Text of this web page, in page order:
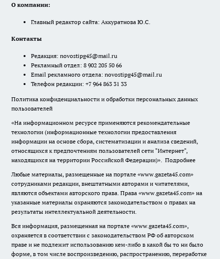
О компании:
Главный редактор сайта: Аккуратнова Ю.С.
Контакты
Редакция: novostipg45@mail.ru
Рекламный отдел: 8 902 205 50 66
Email рекламного отдела: novostipg45@mail.ru
Телефон редакции: +7 964 863 31 33
Политика конфиденциальности и обработки персональных данных
пользователей
«На информационном ресурсе применяются рекомендательные
технологии (информационные технологии предоставления
информации на основе сбора, систематизации и анализа сведений,
относящихся к предпочтениям пользователей сети "Интернет",
находящихся на территории Российской Федерации)». Подробнее
Любые материалы, размещенные на портале «www.gazeta45.com»
сотрудниками редакции, внештатными авторами и читателями,
являются объектами авторского права. Права «www.gazeta45.com» на
указанные материалы охраняются законодательством о правах на
результаты интеллектуальной деятельности.
Вся информация, размещенная на портале «www.gazeta45.com»,
охраняется в соответствии с законодательством РФ об авторском
праве и не подлежит использованию кем-либо в какой бы то ни было
форме, в том числе воспроизведению, распространению, переработке